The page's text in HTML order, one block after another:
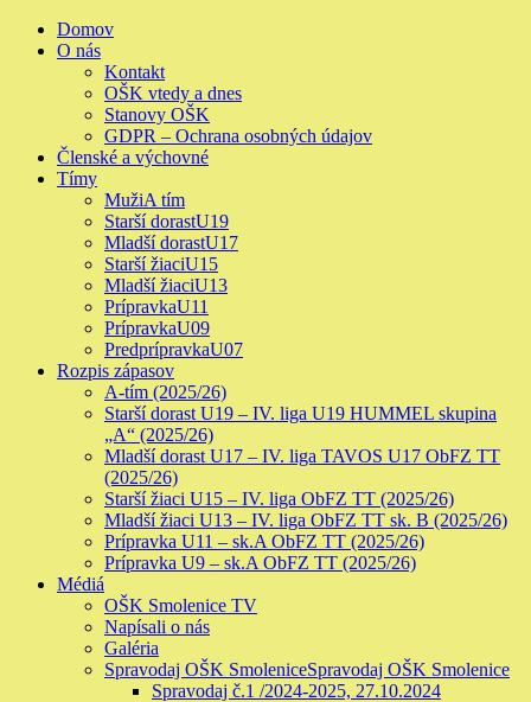
Skip
Primary
Menu
Domov
O nás
Kontakt
OŠK vtedy a dnes
Stanovy OŠK
GDPR – Ochrana osobných údajov
Členské a výchovné
Tímy
MužiA tím
Starší dorastU19
Mladší dorastU17
Starší žiaciU15
Mladší žiaciU13
PrípravkaU11
PrípravkaU09
PredprípravkaU07
Rozpis zápasov
A-tím (2025/26)
Starší dorast U19 – IV. liga U19 HUMMEL skupina
„A“ (2025/26)
Mladší dorast U17 – IV. liga TAVOS U17 ObFZ TT
(2025/26)
Starší žiaci U15 – IV. liga ObFZ TT (2025/26)
Mladší žiaci U13 – IV. liga ObFZ TT sk. B (2025/26)
Prípravka U11 – sk.A ObFZ TT (2025/26)
Prípravka U9 – sk.A ObFZ TT (2025/26)
Médiá
OŠK Smolenice TV
Napísali o nás
Galéria
Spravodaj OŠK SmoleniceSpravodaj OŠK Smolenice
Spravodaj č.1 /2024-2025, 27.10.2024